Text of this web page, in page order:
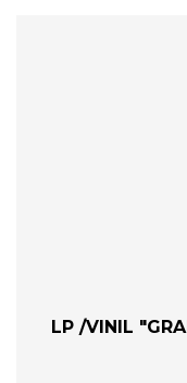
LP /VINIL